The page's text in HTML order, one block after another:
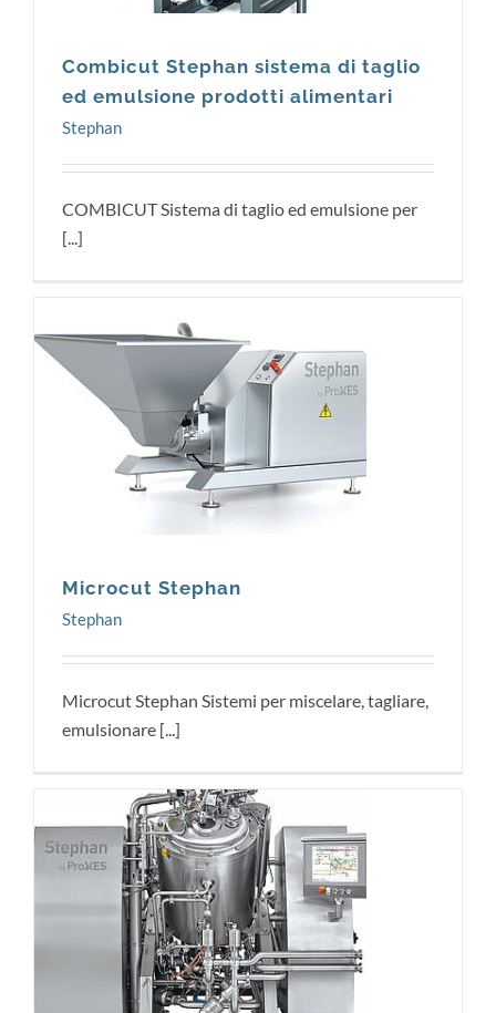
Combicut Stephan sistema di taglio
ed emulsione prodotti alimentari
Stephan
COMBICUT Sistema di taglio ed emulsione per
[...]
Stephan
Microcut Stephan
Stephan
Microcut Stephan Sistemi per miscelare, tagliare,
emulsionare [...]
Stephan